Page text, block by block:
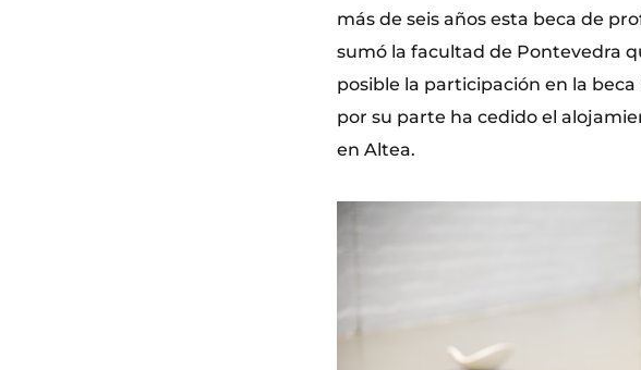
más de seis años esta beca de
sumó la facultad de Pontevedra
posible la participación en la
por su parte ha cedido el
en Altea.